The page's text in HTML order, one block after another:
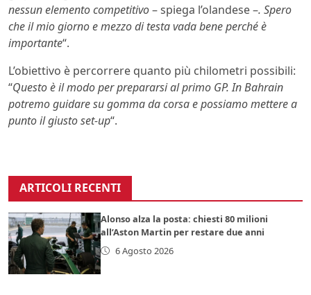
nessun elemento competitivo– spiega l’olandese –. Spero
che il mio giorno e mezzo di testa vada bene perché è
importante“.
L’obiettivo è percorrere quanto più chilometri possibili:
“Questo è il modo per prepararsi al primo GP. In Bahrain
potremo guidare su gomma da corsa e possiamo mettere a
punto il giusto set-up“.
ARTICOLI RECENTI
Alonso alza la posta: chiesti 80 milioni
all’Aston Martin per restare due anni
6 Agosto 2026